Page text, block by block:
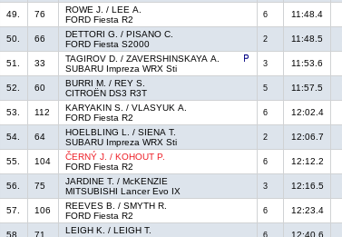
49.
76
ROWE J. / LEE A.
FORD Fiesta R2
6 11:48.4
50.
66
DETTORI G. / PISANO C.
FORD Fiesta S2000
2 11:48.5
51.
33
TAGIROV D. / ZAVERSHINSKAYA A.
SUBARU Impreza WRX Sti
3 11:53.6
52.
60
BURRI M. / REY S.
CITROËN DS3 R3T
5 11:57.5
53.
112
KARYAKIN S. / VLASYUK A.
FORD Fiesta R2
6 12:02.4
54.
64
HOELBLING L. / SIENA T.
SUBARU Impreza WRX Sti
2 12:06.7
55.
104
ČERNÝ J. / KOHOUT P.
FORD Fiesta R2
6 12:12.2
56.
75
JARDINE T. / McKENZIE
MITSUBISHI Lancer Evo IX
3 12:16.5
57.
106
REEVES B. / SMYTH R.
FORD Fiesta R2
6 12:23.4
LEIGH K. / LEIGH T.